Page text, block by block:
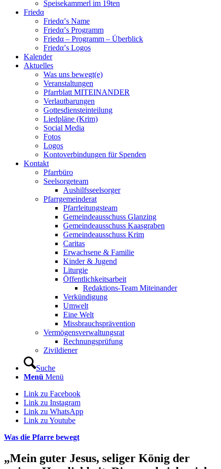
Speisekammerl im 19ten
Friedα
Friedα’s Name
Friedα’s Programm
Friedα – Programm – Überblick
Friedα’s Logos
Kalender
Aktuelles
Was uns bewegt(e)
Veranstaltungen
Pfarrblatt MITEINANDER
Verlautbarungen
Gottesdiensteinteilung
Liedpläne (Krim)
Social Media
Fotos
Logos
Kontoverbindungen für Spenden
Kontakt
Pfarrbüro
Seelsorgeteam
Aushilfsseelsorger
Pfarrgemeinderat
Pfarrleitungsteam
Gemeindeausschuss Glanzing
Gemeindeausschuss Kaasgraben
Gemeindeausschuss Krim
Caritas
Erwachsene & Familie
Kinder & Jugend
Liturgie
Öffentlichkeitsarbeit
Redaktions-Team Miteinander
Verkündigung
Umwelt
Eine Welt
Missbrauchsprävention
Vermögensverwaltungsrat
Rechnungsprüfung
Zivildiener
Suche
Menü Menü
Link zu Facebook
Link zu Instagram
Link zu WhatsApp
Link zu Youtube
Was die Pfarre bewegt
„Mein guter Jesus, seliger König der